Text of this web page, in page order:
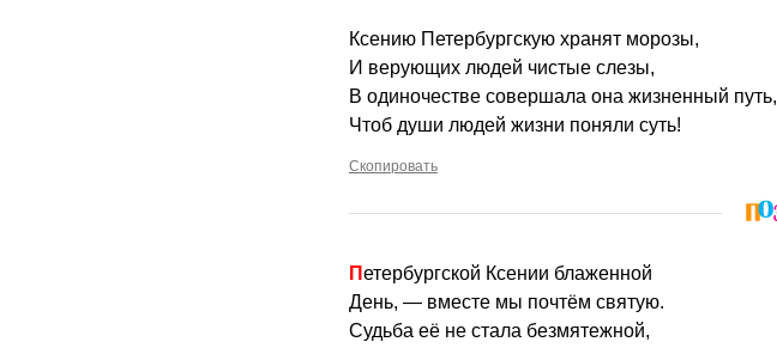
Ксению Петербургскую хранят морозы,
И верующих людей чистые слезы,
В одиночестве совершала она жизненный путь,
Чтоб души людей жизни поняли суть!
Скопировать
Петербургской Ксении блаженной
День, — вместе мы почтём святую.
Судьба её не стала безмятежной,